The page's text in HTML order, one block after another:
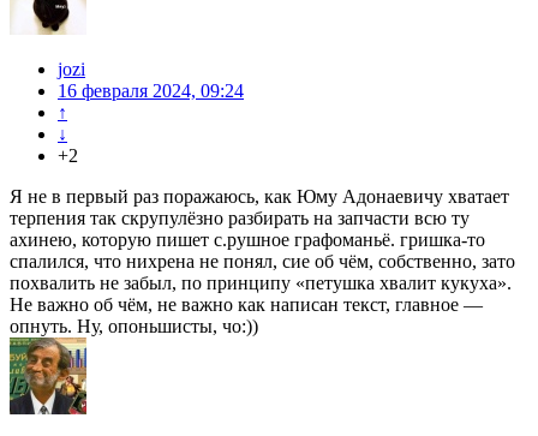
jozi
16 февраля 2024, 09:24
↑
↓
+2
Я не в первый раз поражаюсь, как Юму Адонаевичу хватает
терпения так скрупулёзно разбирать на запчасти всю ту
ахинею, которую пишет с.рушное графоманьё. гришка-то
спалился, что нихрена не понял, сие об чём, собственно, зато
похвалить не забыл, по принципу «петушка хвалит кукуха».
Не важно об чём, не важно как написан текст, главное —
опнуть. Ну, опоньшисты, чо:))